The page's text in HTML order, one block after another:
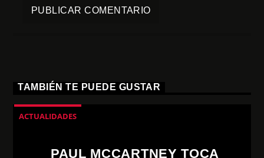
TAMBIÉN TE PUEDE GUSTAR
ACTUALIDADES
PAUL MCCARTNEY TOCA